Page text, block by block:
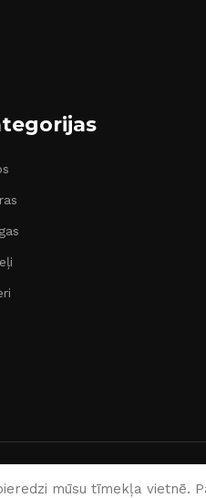
mūsu tīmekļa vietnē.